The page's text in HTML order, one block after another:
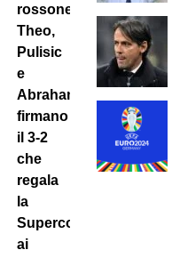
rossonere
Theo,
Pulisic
e
Abraham
firmano
il 3-2
che
regala
la
Supercoppa
ai